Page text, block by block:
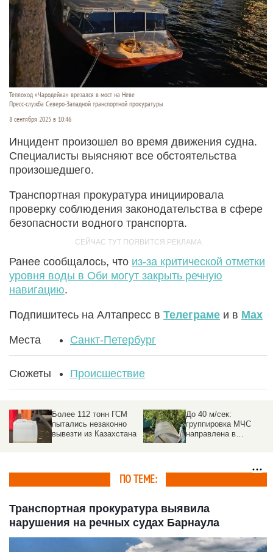
Теплоход «Чародейка» врезался в мост на Неве
Пресс-служба Северо-Западной транспортной прокуратуры
8 сентября 2025 в 10:46
Инцидент произошел во время движения судна.
Специалисты выясняют все обстоятельства
произошедшего.
Транспортная прокуратура инициировала
проверку соблюдения законодательства в сфере
безопасности водного транспорта.
Ранее сообщалось, что из-за критической отметки
уровня воды в Оби могут закрыть речную
навигацию.
Подпишитесь на Алтапресс в Телеграме и в Max
Места Санкт-Петербург
Сюжеты Происшествие
Более 112 тонн ГСМ
пытались незаконно
вывезти из Казахстана
До 40 м/сек:
группировка МЧС
направлена в
ПО ТЕМЕ:
Транспортная прокуратура выявила
нарушения на речных судах Барнаула